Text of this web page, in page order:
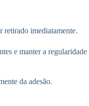
retirado imediatamente.
e manter a regularidade
da adesão.